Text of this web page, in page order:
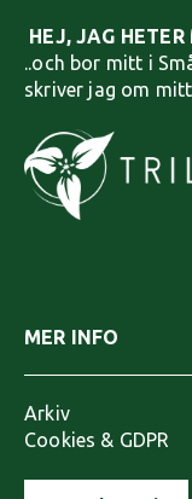
HEJ, JAG
..och bor mitt i
skriver jag om
MER INFO
Arkiv
Cookies & GDPR